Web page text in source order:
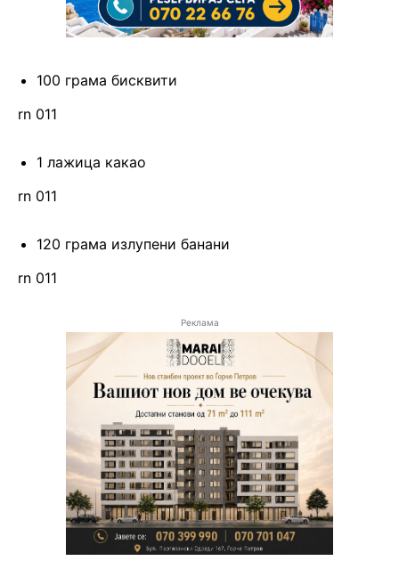
100 грама бисквити
rn 011
1 лажица какао
rn 011
120 грама излупени банани
rn 011
Реклама